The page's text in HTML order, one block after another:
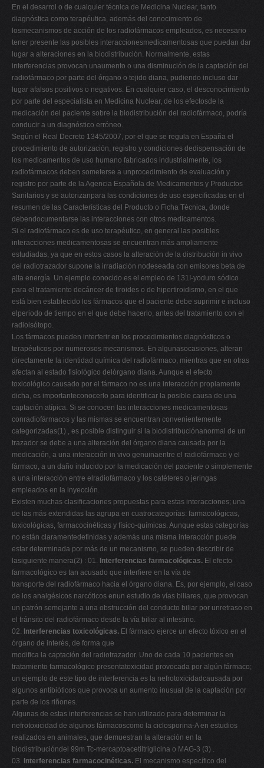
En el desarrol o de cualquier técnica de Medicina Nuclear, tanto
diagnóstica como terapéutica, además del conocimiento de
losmecanismos de acción de los radiofármacos empleados, es necesario
tener presente las posibles interaccionesmedicamentosas que puedan dar
lugar a alteraciones en la biodistribución. Normalmente, estas
interferencias provocan unaumento o una disminución de la captación del
radiofármaco por parte del órgano o tejido diana, pudiendo incluso dar
lugar afalsos positivos o negativos. En cualquier caso, el desconocimiento
por parte del especialista en Medicina Nuclear, de los efectosde la
medicación del paciente sobre la biodistribución del radiofármaco, podría
conducir a un diagnóstico erróneo.
Según el Real Decreto 1345/2007, por el que se regula en España el
procedimiento de autorización, registro y condiciones dedispensación de
los medicamentos de uso humano fabricados industrialmente, los
radiofármacos deben someterse a unprocedimiento de evaluación y
registro por parte de la Agencia Española de Medicamentos y Productos
Sanitarios y se autorizanpara las condiciones de uso especificadas en el
resumen de las Características del Producto o Ficha Técnica, donde
debendocumentarse las interacciones con otros medicamentos.
Si el radiofármaco es de uso terapéutico, en general las posibles
interacciones medicamentosas se encuentran más ampliamente
estudiadas, ya que en estos casos la alteración de la distribución in vivo
del radiotrazador supone la irradiación nodeseada con emisores beta de
alta energía. Un ejemplo conocido es el empleo de 131I-yoduro sódico
para el tratamiento decáncer de tiroides o de hipertiroidismo, en el que
está bien establecido los fármacos que el paciente debe suprimir e incluso
elperiodo de tiempo en el que debe hacerlo, antes del tratamiento con el
radioisótopo.
Los fármacos pueden interferir en los procedimientos diagnósticos o
terapéuticos por numerosos mecanismos. En algunasocasiones, alteran
directamente la identidad química del radiofármaco, mientras que en otras
afectan al estado fisiológico delórgano diana. Aunque el efecto
toxicológico causado por el fármaco no es una interacción propiamente
dicha, es importanteconocerlo para identificar la posible causa de una
captación atípica. Si se conocen las interacciones medicamentosas
conradiofármacos y las mismas se encuentran convenientemente
categorizadas(1) , es posible distinguir si la biodistribuciónanormal de un
trazador se debe a una alteración del órgano diana causada por la
medicación, a una interacción in vivo genuinaentre el radiofármaco y el
fármaco, a un daño inducido por la medicación del paciente o simplemente
a una interacción entre elradiofármaco y los catéteres o jeringas
empleados en la inyección.
Existen muchas clasificaciones propuestas para estas interacciones; una
de las más extendidas las agrupa en cuatrocategorías: farmacológicas,
toxicológicas, farmacocinéticas y físico-químicas. Aunque estas categorías
no están claramentedefinidas y además una misma interacción puede
estar determinada por más de un mecanismo, se pueden describir de
lasiguiente manera(2) : 01. Interferencias farmacológicas. El efecto
farmacológico es tan acusado que interfiere en la vía de
transporte del radiofármaco hacia el órgano diana. Es, por ejemplo, el caso
de los analgésicos narcóticos enun estudio de vías biliares, que provocan
un patrón semejante a una obstrucción del conducto biliar por unretraso en
el tránsito del radiofármaco desde la vía biliar al intestino.
02. Interferencias toxicológicas. El fármaco ejerce un efecto tóxico en el
órgano de interés, de forma que
modifica la captación del radiotrazador. Uno de cada 10 pacientes en
tratamiento farmacológico presentatoxicidad provocada por algún fármaco;
un ejemplo de este tipo de interferencia es la nefrotoxicidadcausada por
algunos antibióticos que provoca un aumento inusual de la captación por
parte de los riñones.
Algunas de estas interferencias se han utilizado para determinar la
nefrotoxicidad de algunos fármacoscomo la ciclosporina-A en estudios
realizados en animales, que demuestran la alteración en la
biodistribucióndel 99m Tc-mercaptoacetiltriglicina o MAG-3 (3) .
03. Interferencias farmacocinéticas. El mecanismo específico del